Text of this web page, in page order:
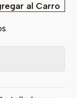
al Carro